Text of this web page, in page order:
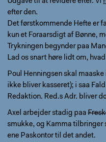
efter den.
Det førstkommende Hefte er
kun et Foraarsdigt af Bønne,
Trykningen begynder paa
Lad os snart høre lidt om,
Poul Henningsen skal
ikke bliver kasseret); i saa
Redaktion. Red.s Adr. bliver
Axel arbejder stadig paa
smukke, og Kamma tilbringer
ene Paskontor til det andet.